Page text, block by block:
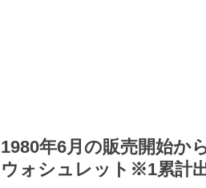
1980年6月の販売開始か
ウォシュレット ※1累計